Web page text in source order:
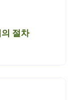
절차